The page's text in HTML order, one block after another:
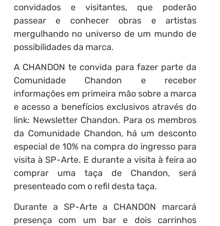
convidados e visitantes, que poderão
passear e conhecer obras e artistas
mergulhando no universo de um mundo de
possibilidades da marca.
A CHANDON te convida para fazer parte da
Comunidade Chandon e receber
informações em primeira mão sobre a marca
e acesso a benefícios exclusivos através do
link: Newsletter Chandon. Para os membros
da Comunidade Chandon, há um desconto
especial de 10% na compra do ingresso para
visita à SP-Arte. E durante a visita à feira ao
comprar uma taça de Chandon, será
presenteado com o refil desta taça.
Durante a SP-Arte a CHANDON marcará
presença com um bar e dois carrinhos